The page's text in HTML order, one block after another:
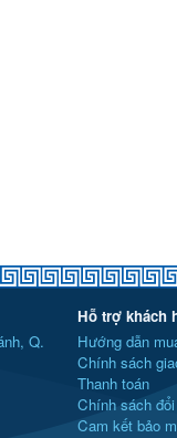
Q.
Hỗ trợ khách
Hướng dẫn
Chính sách
Thanh toán
Chính sách
Cam kết bảo